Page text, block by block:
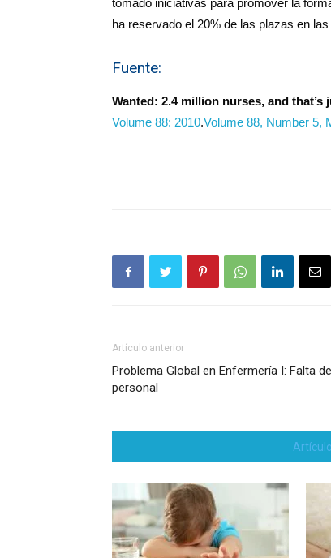
tomado iniciativas para promover la
ha reservado el 20% de las plazas en
Fuente:
Wanted: 2.4 million nurses, and that’s
Volume 88: 2010.Volume 88, Number 5,
Artículo anterior
Problema Global en Enfermería I: Falta de
personal